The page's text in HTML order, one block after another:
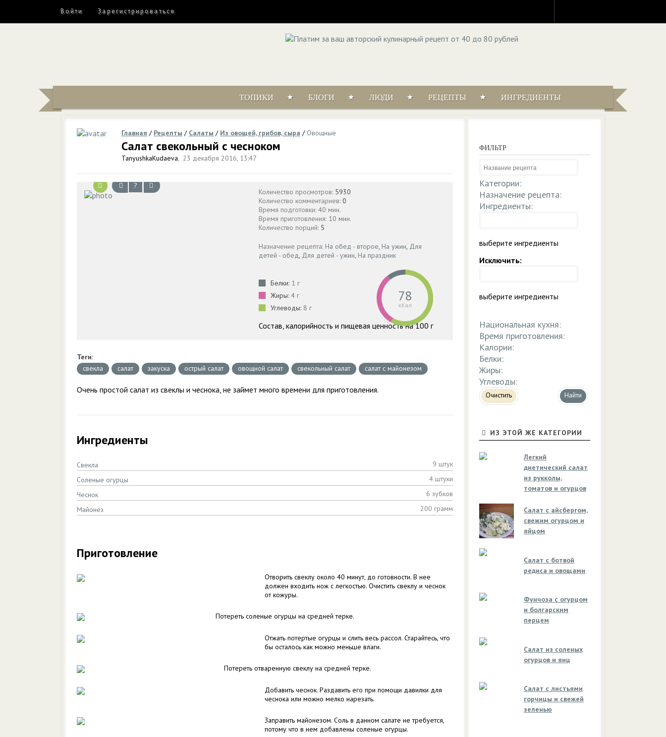
Войти Зарегистрироваться
ТОПИКИ БЛОГИ ЛЮДИ РЕЦЕПТЫ ИНГРЕДИЕНТЫ
Главная / Рецепты / Салаты / Из овощей, грибов, сыра / Овощные
Салат свекольный с чесноком
TanyushkaKudaeva, 23 декабря 2016, 13:47
?
Количество просмотров: 5930
Количество комментариев: 0
Время подготовки: 40 мин.
Время приготовления: 10 мин.
Количество порций: 5
Назначение рецепта: На обед - второе, На ужин, Для
детей - обед, Для детей - ужин, На праздник
Белки: 1 г
Жиры: 4 г
Углеводы: 8 г
78
кКал
Состав, калорийность и пищевая ценность на 100 г
Теги:
свекла
салат закуска острый салат овощной салат свекольный салат салат с майонезом
Очень простой салат из свеклы и чеснока, не займет много времени для приготовления.
Ингредиенты
Свекла
9 штук
Соленые огурцы
4 штуки
Чеснок
6 зубков
Майонез
200 грамм
Приготовление
Отворить свеклу около 40 минут, до готовности. В нее
должен входить нож с легкостью. Очистить свеклу и чеснок
от кожуры.
Потереть соленые огурцы на средней терке.
Отжать потертые огурцы и слить весь рассол. Старайтесь, что
бы осталось как можно меньше влаги.
Потереть отваренную свеклу на средней терке.
Добавить чеснок. Раздавить его при помощи давилки для
чеснока или можно мелко нарезать.
Заправить майонезом. Соль в данном салате не требуется,
потому что в нем добавлены соленые огурцы.
ФИЛЬТР
Категории:
Назначение рецепта:
Ингредиенты:
выберите ингредиенты
Исключить:
выберите ингредиенты
Национальная кухня:
Время приготовления:
Калории:
Белки:
Жиры:
Углеводы:
Очистить
ИЗ ЭТОЙ ЖЕ КАТЕГОРИИ
Легкий
диетический салат
из рукколы,
томатов и огурцов
Салат с айсбергом,
свежим огурцом и
яйцом
Салат с ботвой
редиса и овощами
Фунчоза с огурцом
и болгарским
перцем
Салат из соленых
огурцов и яиц
Салат с листьями
горчицы и свежей
зеленью